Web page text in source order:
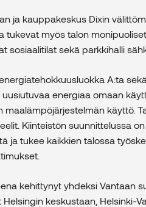
ja kauppakeskus Dixin
tukevat myös talon
sosiaalitilat sekä parkkihalli
A:ta
energiaa omaan
maalämpöjärjestelmän käyttö.
Kiinteistön suunnittelussa
ja tukee kaikkien talossa
kehittynyt yhdeksi Vantaan
keskustaan, Helsinki-